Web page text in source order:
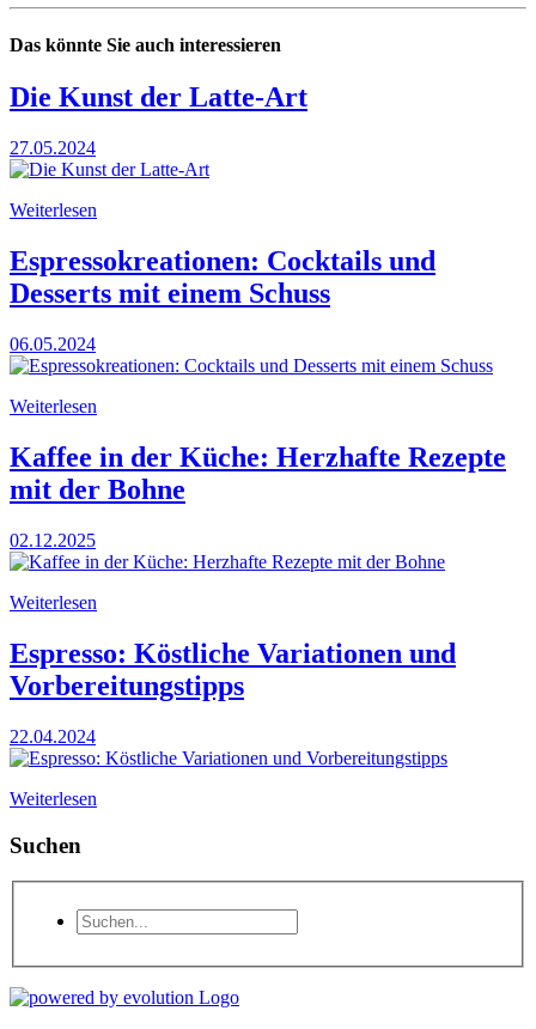
Das könnte Sie auch interessieren
Die Kunst der Latte-Art
27.05.2024
Weiterlesen
Espressokreationen: Cocktails und
Desserts mit einem Schuss
06.05.2024
Weiterlesen
Kaffee in der Küche: Herzhafte Rezepte
mit der Bohne
02.12.2025
Weiterlesen
Espresso: Köstliche Variationen und
Vorbereitungstipps
22.04.2024
Weiterlesen
Suchen